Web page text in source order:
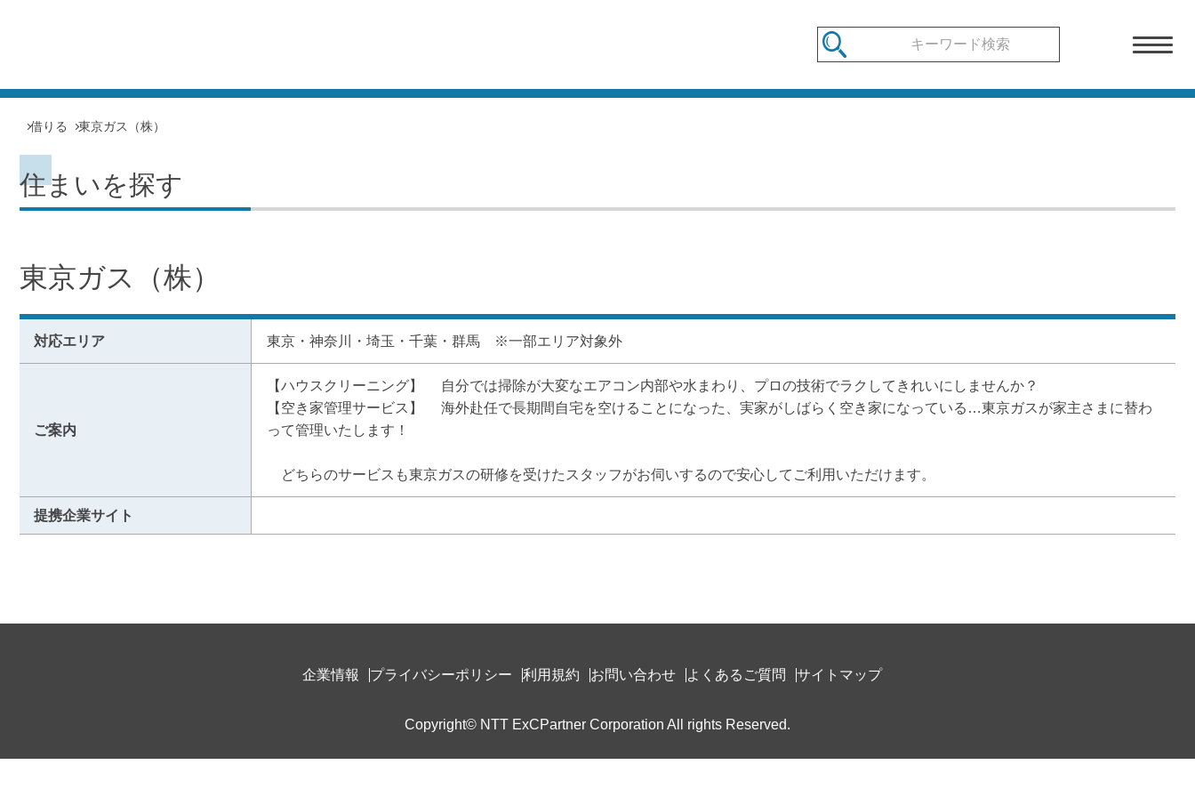
借りる 東京ガス（株）
住まいを探す
東京ガス（株）
対応エリア 東京・神奈川・埼玉・千葉・群馬 ※一部エリア対象外
ご案内
【ハウスクリーニング】 　自分では掃除が大変なエアコン内部や水まわり、プロの技術でラクしてきれいにしませんか？
【空き家管理サービス】 　海外赴任で長期間自宅を空けることになった、実家がしばらく空き家になっている…東京ガスが家主さまに替わ
って管理いたします！
どちらのサービスも東京ガスの研修を受けたスタッフがお伺いするので安心してご利用いただけます。
提携企業サイト
企業情報 プライバシーポリシー 利用規約 お問い合わせ よくあるご質問 サイトマップ
Copyright© NTT ExCPartner Corporation All rights Reserved.